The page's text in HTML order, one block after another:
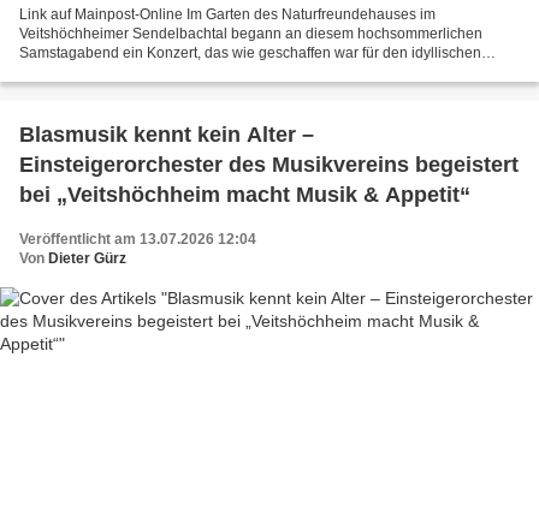
Link auf Mainpost-Online Im Garten des Naturfreundehauses im
Veitshöchheimer Sendelbachtal begann an diesem hochsommerlichen
Samstagabend ein Konzert, das wie geschaffen war für den idyllischen
Blasmusik kennt kein Alter –
Einsteigerorchester des Musikvereins begeistert
bei „Veitshöchheim macht Musik & Appetit“
Veröffentlicht am 13.07.2026 12:04
Von Dieter Gürz